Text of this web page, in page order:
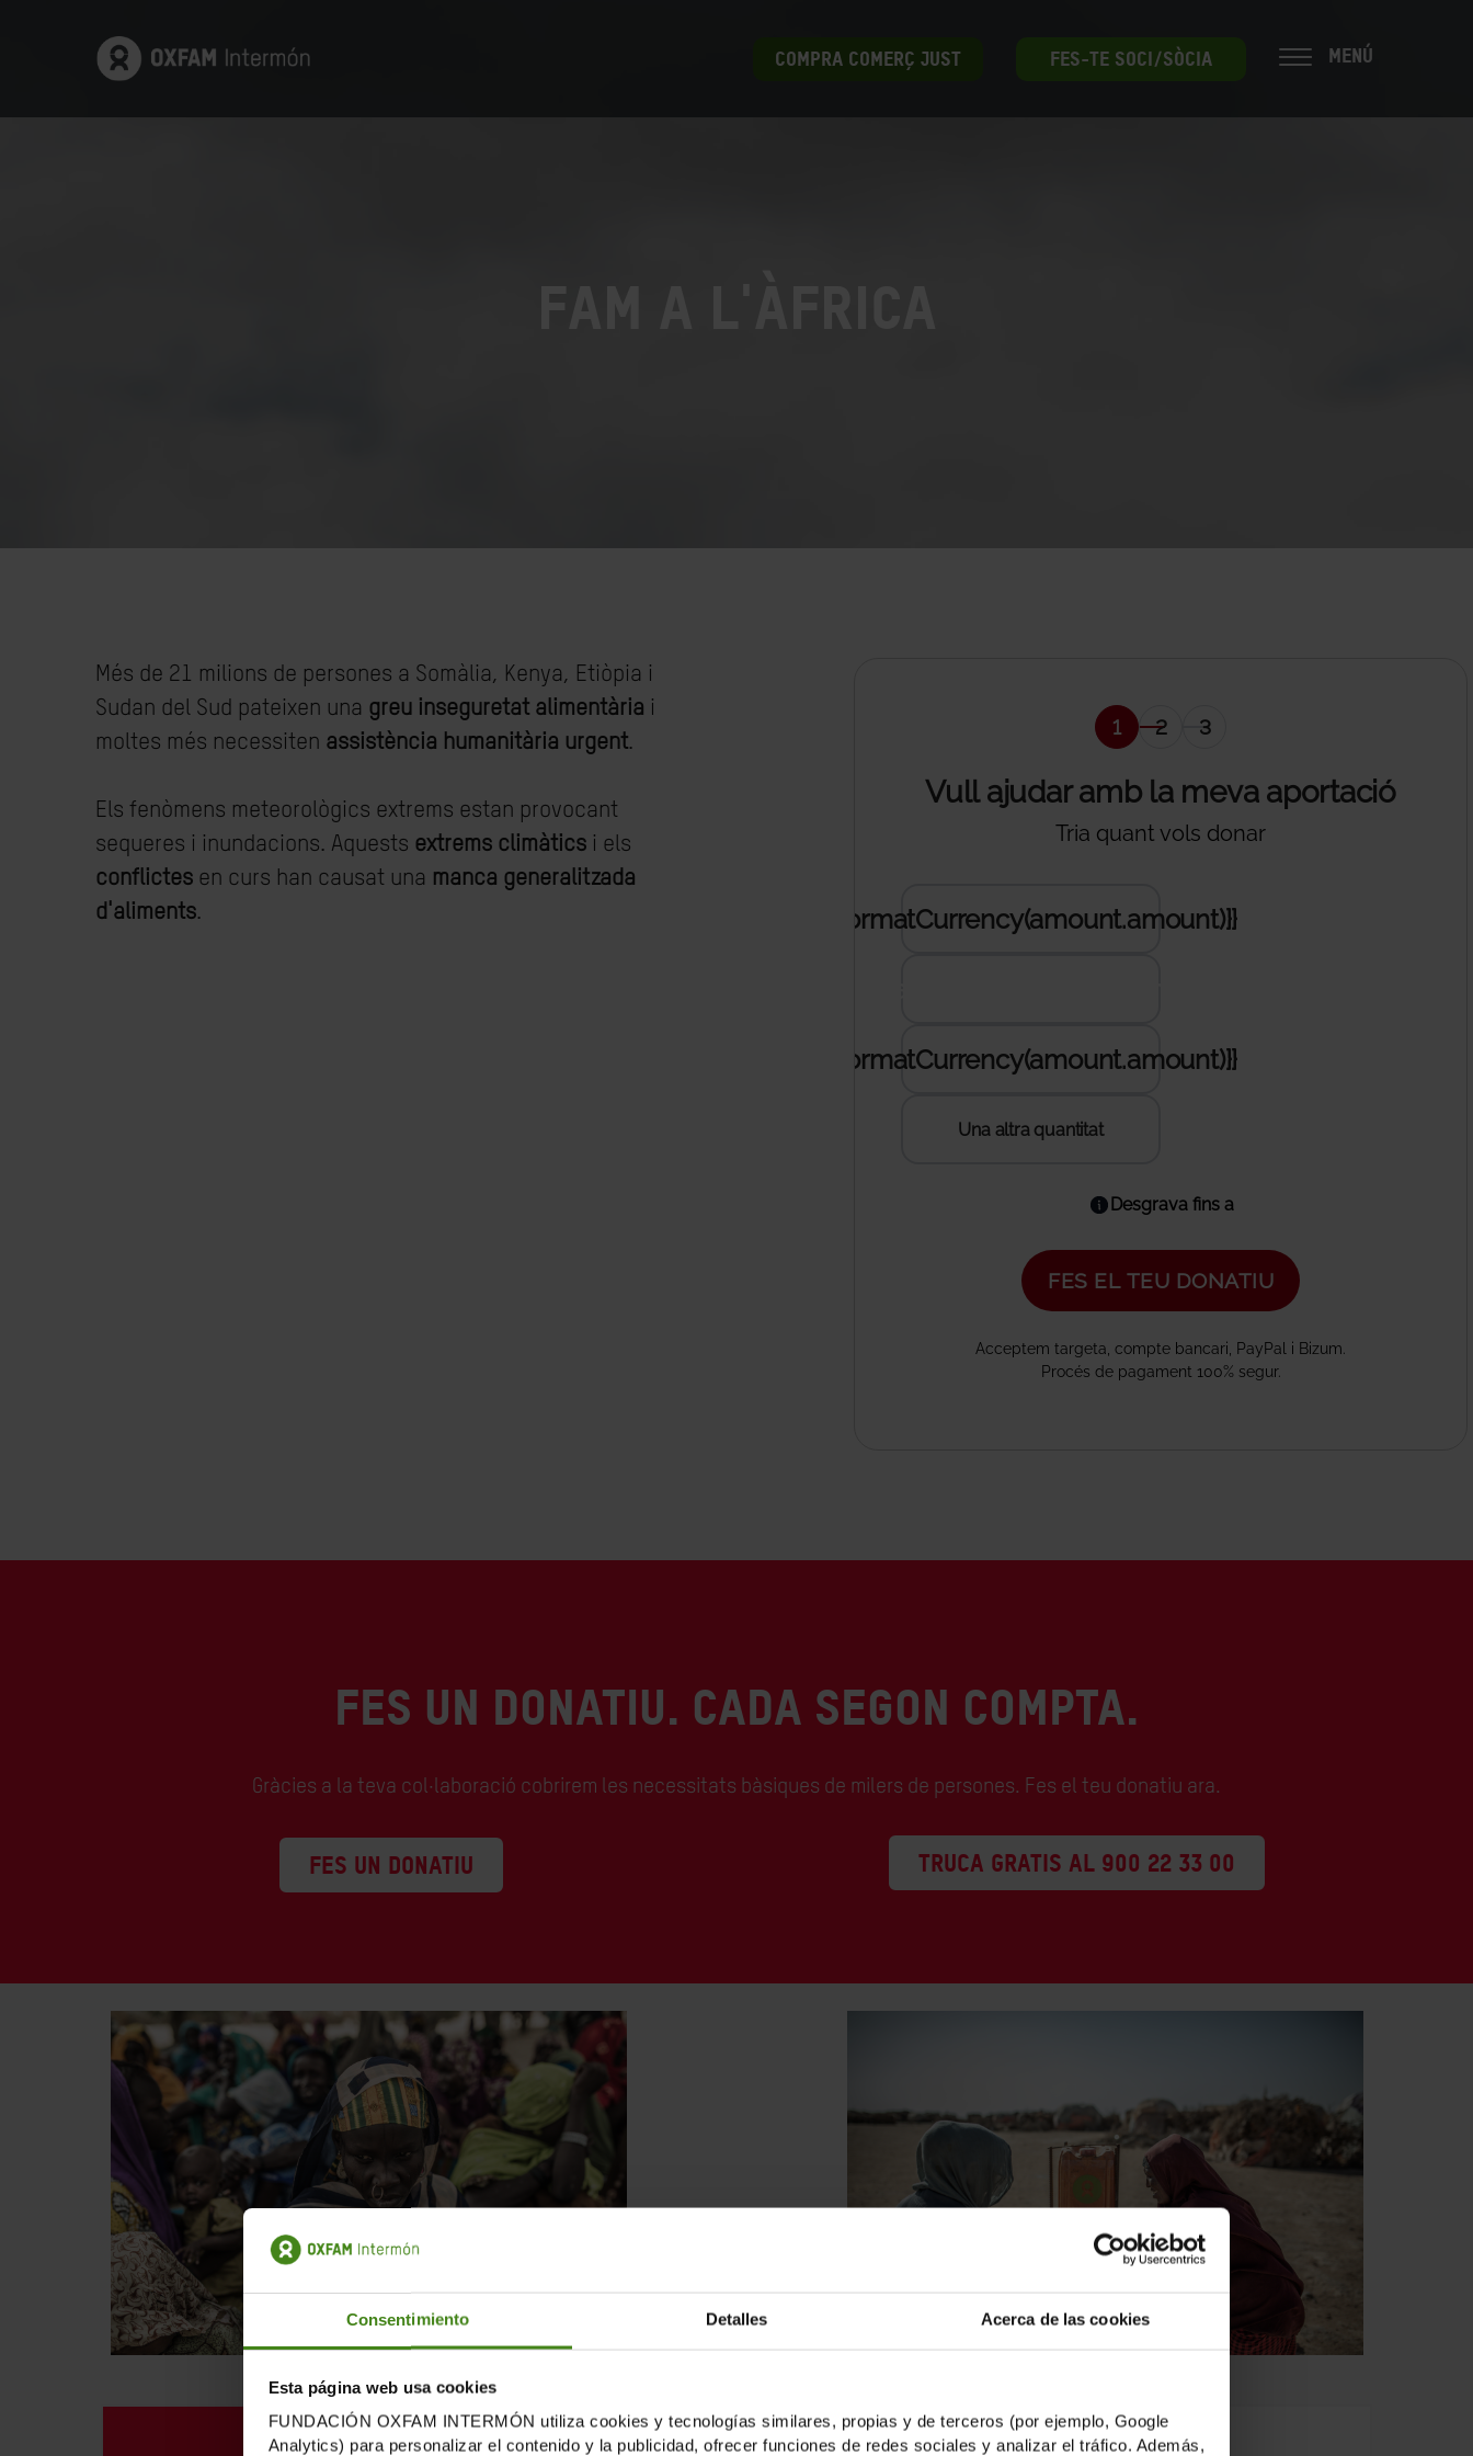
Consentimiento Detalles Acerca de las cookies
Esta página web usa cookies
FUNDACIÓN OXFAM INTERMÓN utiliza cookies y tecnologías similares, propias y de terceros (por ejemplo, Google
Analytics) para personalizar el contenido y la publicidad, ofrecer funciones de redes sociales y analizar el tráfico. Además,
COMPRA COMERÇ JUST FES-TE SOCI/SÒCIA MENÚ
Més de 21 milions de persones a Somàlia, Kenya, Etiòpia i
Sudan del Sud pateixen una greu inseguretat alimentària i
moltes més necessiten assistència humanitària urgent.
Els fenòmens meteorològics extrems estan provocant
sequeres i inundacions. Aquests extrems climàtics i els
conflictes en curs han causat una manca generalitzada
d'aliments.
FES UN DONATIU. CADA SEGON COMPTA.
Gràcies a la teva col·laboració cobrirem les necessitats bàsiques de milers de persones. Fes el teu donatiu ara.
FES UN DONATIU TRUCA GRATIS AL 900 22 33 00
SITUACIÓ ACTUAL LA NOSTRA RESPOSTA